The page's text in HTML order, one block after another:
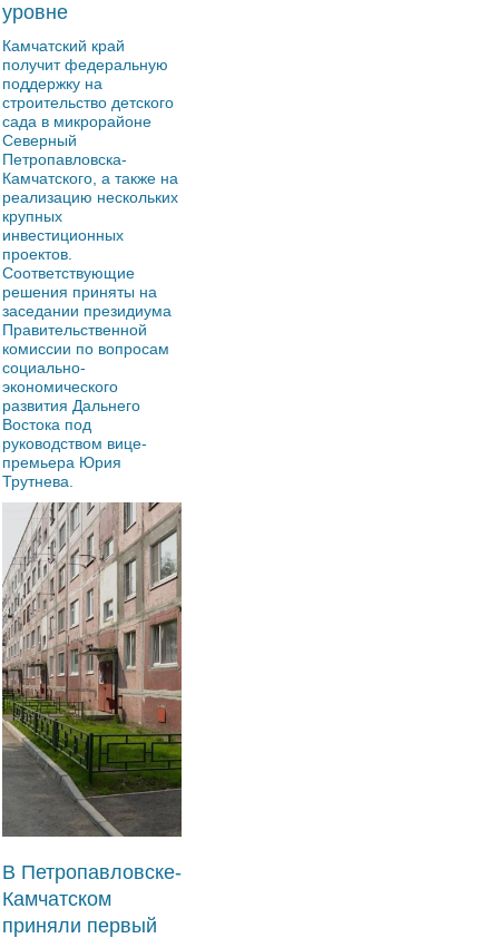
уровне
Камчатский край
получит федеральную
поддержку на
строительство детского
сада в микрорайоне
Северный
Петропавловска-
Камчатского, а также на
реализацию нескольких
крупных
инвестиционных
проектов.
Соответствующие
решения приняты на
заседании президиума
Правительственной
комиссии по вопросам
социально-
экономического
развития Дальнего
Востока под
руководством вице-
премьера Юрия
Трутнева.
В Петропавловске-
Камчатском
приняли первый